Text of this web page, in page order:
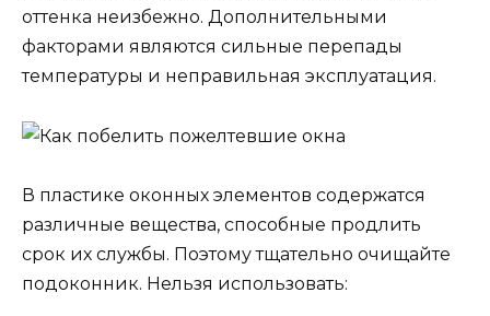
оттенка неизбежно. Дополнительными
факторами являются сильные перепады
температуры и неправильная эксплуатация.
В пластике оконных элементов содержатся
различные вещества, способные продлить
срок их службы. Поэтому тщательно очищайте
подоконник. Нельзя использовать: